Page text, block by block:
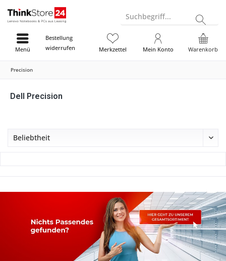
Suchbegriff...
Bestellung
widerrufen
Warenkorb
Merkzettel Mein Konto
Menü
Precision
Dell Precision